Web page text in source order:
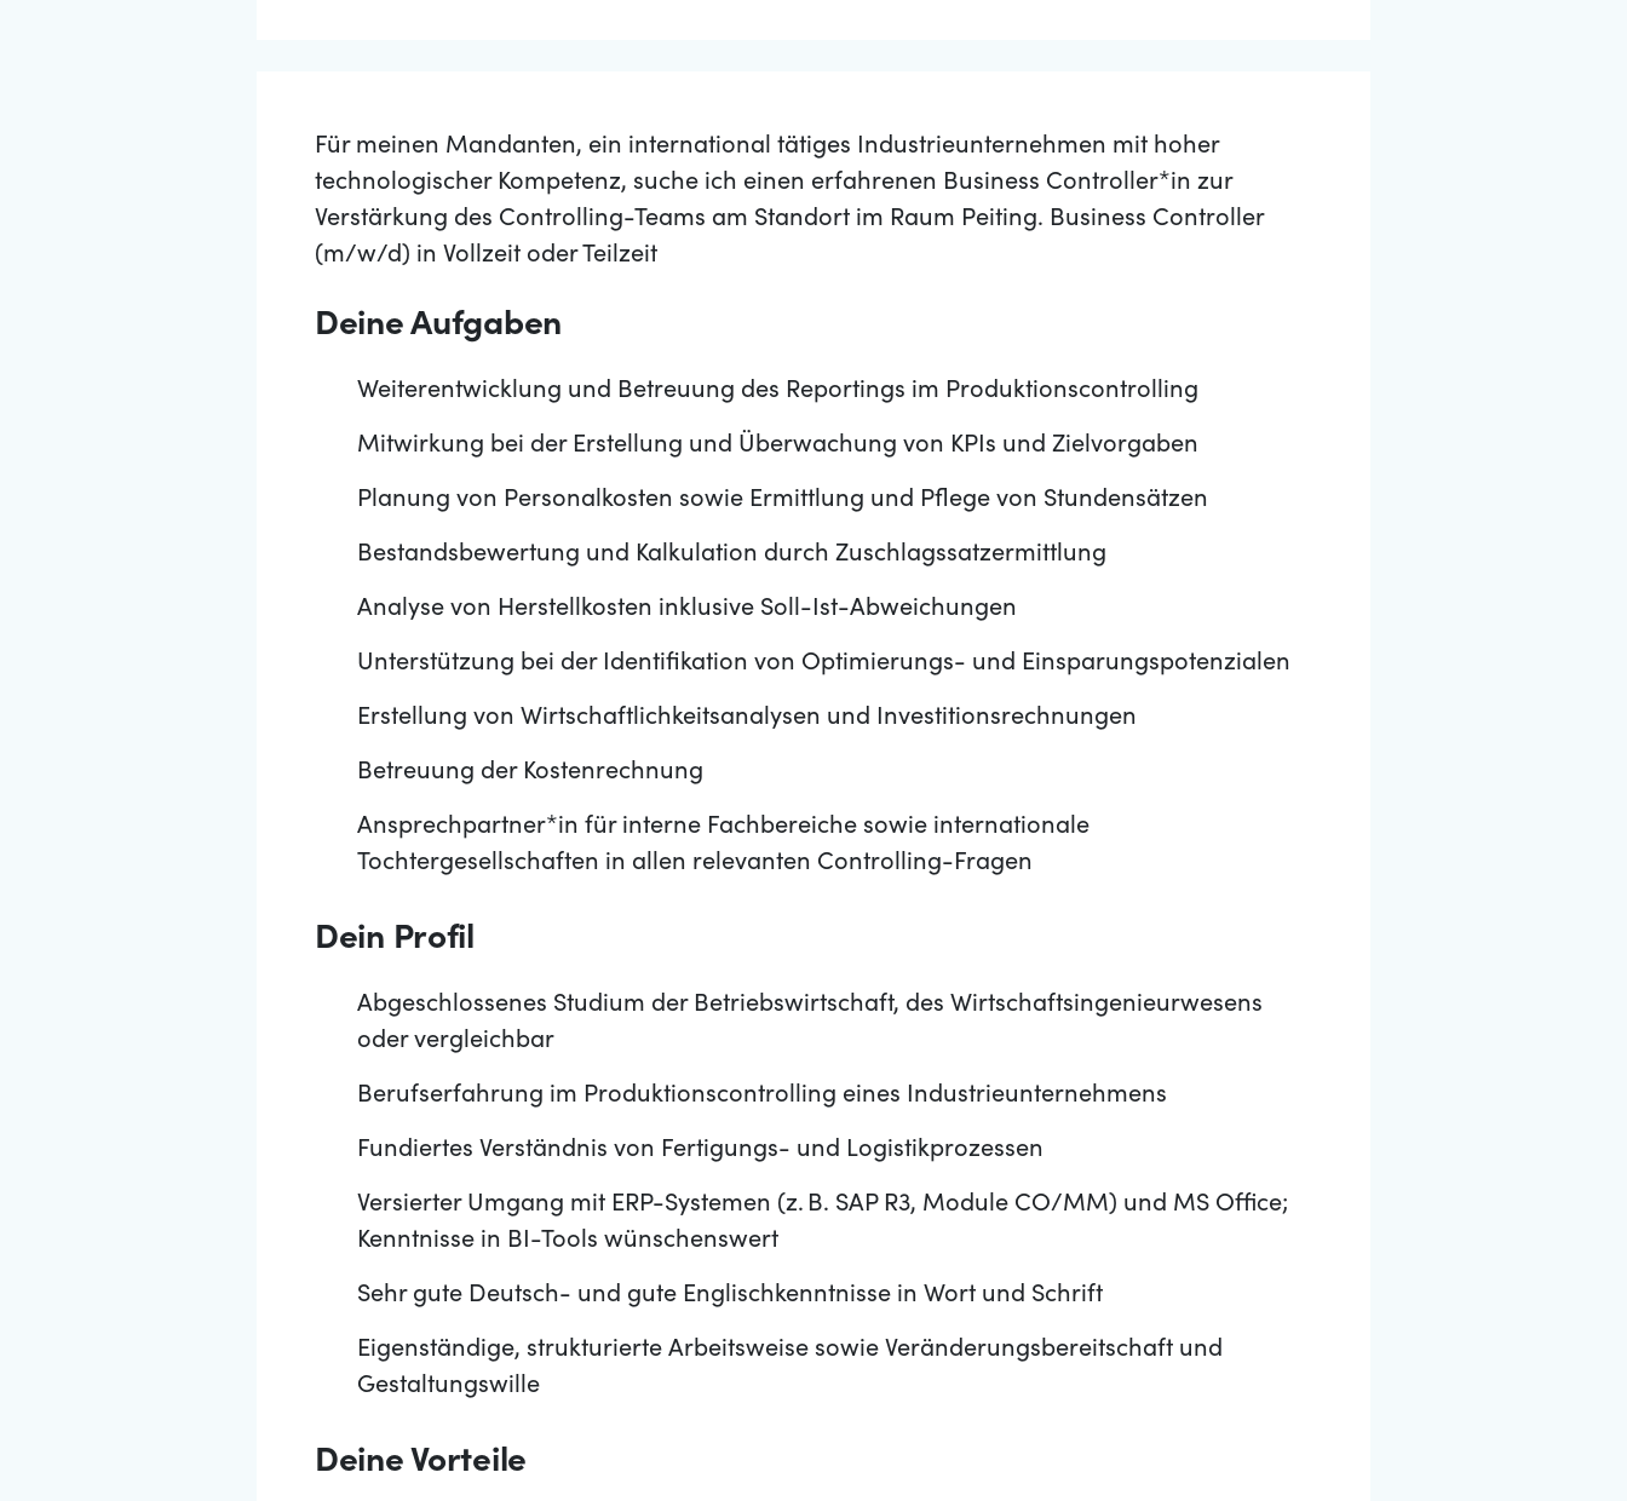
Für meinen Mandanten, ein international tätiges Industrieunternehmen mit hoher
technologischer Kompetenz, suche ich einen erfahrenen Business Controller*in zur
Verstärkung des Controlling-Teams am Standort im Raum Peiting. Business Controller
(m/w/d) in Vollzeit oder Teilzeit
Deine Aufgaben
Weiterentwicklung und Betreuung des Reportings im Produktionscontrolling
Mitwirkung bei der Erstellung und Überwachung von KPIs und Zielvorgaben
Planung von Personalkosten sowie Ermittlung und Pflege von Stundensätzen
Bestandsbewertung und Kalkulation durch Zuschlagssatzermittlung
Analyse von Herstellkosten inklusive Soll-Ist-Abweichungen
Unterstützung bei der Identifikation von Optimierungs- und Einsparungspotenzialen
Erstellung von Wirtschaftlichkeitsanalysen und Investitionsrechnungen
Betreuung der Kostenrechnung
Ansprechpartner*in für interne Fachbereiche sowie internationale
Tochtergesellschaften in allen relevanten Controlling-Fragen
Dein Profil
Abgeschlossenes Studium der Betriebswirtschaft, des Wirtschaftsingenieurwesens
oder vergleichbar
Berufserfahrung im Produktionscontrolling eines Industrieunternehmens
Fundiertes Verständnis von Fertigungs- und Logistikprozessen
Versierter Umgang mit ERP-Systemen (z. B. SAP R3, Module CO/MM) und MS Office;
Kenntnisse in BI-Tools wünschenswert
Sehr gute Deutsch- und gute Englischkenntnisse in Wort und Schrift
Eigenständige, strukturierte Arbeitsweise sowie Veränderungsbereitschaft und
Gestaltungswille
Deine Vorteile